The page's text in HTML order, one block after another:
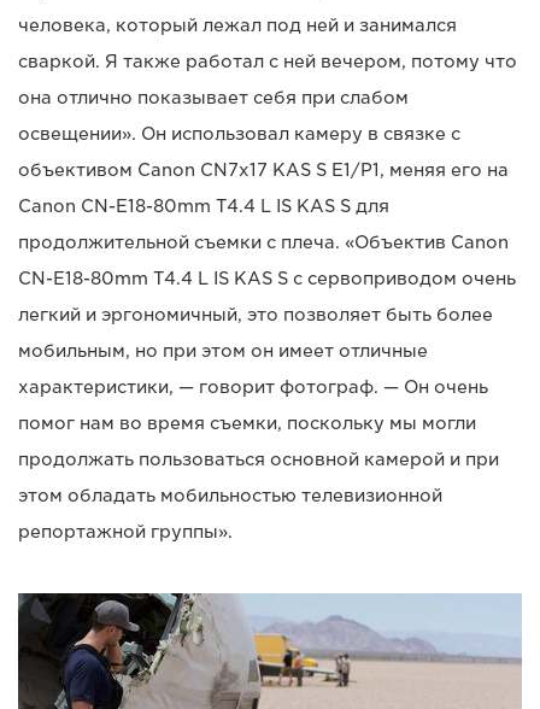
человека, который лежал под ней и занимался
сваркой. Я также работал с ней вечером, потому что
она отлично показывает себя при слабом
освещении». Он использовал камеру в связке с
объективом Canon CN7x17 KAS S E1/P1, меняя его на
Canon CN-E18-80mm T4.4 L IS KAS S для
продолжительной съемки с плеча. «Объектив Canon
CN-E18-80mm T4.4 L IS KAS S с сервоприводом очень
легкий и эргономичный, это позволяет быть более
мобильным, но при этом он имеет отличные
характеристики, — говорит фотограф. — Он очень
помог нам во время съемки, поскольку мы могли
продолжать пользоваться основной камерой и при
этом обладать мобильностью телевизионной
репортажной группы».